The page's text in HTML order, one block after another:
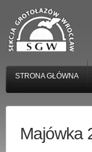
STRONA GŁÓWNA
Majówka